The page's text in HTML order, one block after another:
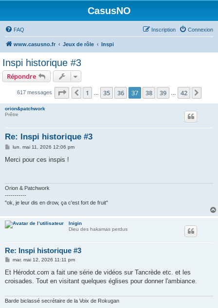
CasusNO
FAQ Connexion
Inscription
www.casusno.fr Jeux de rôle Inspi
Inspi historique #3
Répondre
617 messages Page 37 sur 42
Précédent
1 35 36 37 38 39 42
orion&patchwork
Prêtre
Re: Inspi historique #3
M
s
lun. mai 11, 2026 12:06 pm
Merci pour ces inspis !
Orion & Patchwork
-----------
"ok, je leur dis en drow, ça c'est fort de fruit"
Inigin
Dieu des hakamas perdus
Re: Inspi historique #3
M
s
a
mar. mai 12, 2026 11:11 pm
Et Hérodot.com a fait une série de vidéos sur Tancrède etc. et les
croisades. Tout en visitant quelques églises pour donner l'ambiance.
Barde biclassé secrétaire de la Voix de Rokugan